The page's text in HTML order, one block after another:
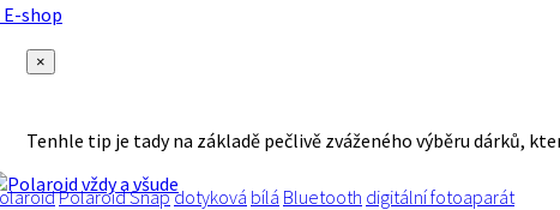
shop
×
Tenhle tip je tady na základě pečlivě zváženého výběru dárků,
Polaroid Snapdotyková bílá Bluetooth digitální fotoaparát